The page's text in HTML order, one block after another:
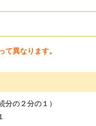
異なります。
の２分の１）